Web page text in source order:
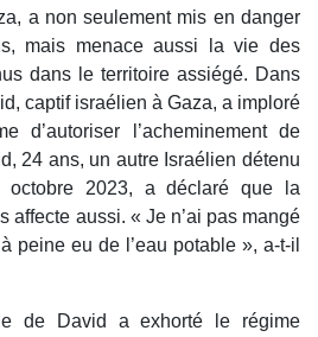
a non seulement mis en danger
mais menace aussi la vie des
dans le territoire assiégé. Dans
captif israélien à Gaza, a imploré
d’autoriser l’acheminement de
24 ans, un autre Israélien détenu
octobre 2023, a déclaré que la
affecte aussi. « Je n’ai pas mangé
peine eu de l’eau potable », a-t-il
de David a exhorté le régime